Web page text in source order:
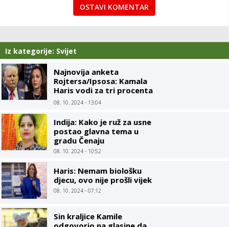
OSTAVI KOMENTAR
Iz kategorije: Svijet
Najnovija anketa
Rojtersa/Ipsosa: Kamala
Haris vodi za tri procenta
u odnosu na Trampa
08. 10. 2024 - 13:04
Indija: Kako je ruž za usne
postao glavna tema u
gradu Čenaju
08. 10. 2024 - 10:52
Haris: Nemam biološku
djecu, ovo nije prošli vijek
08. 10. 2024 - 07:12
Sin kraljice Kamile